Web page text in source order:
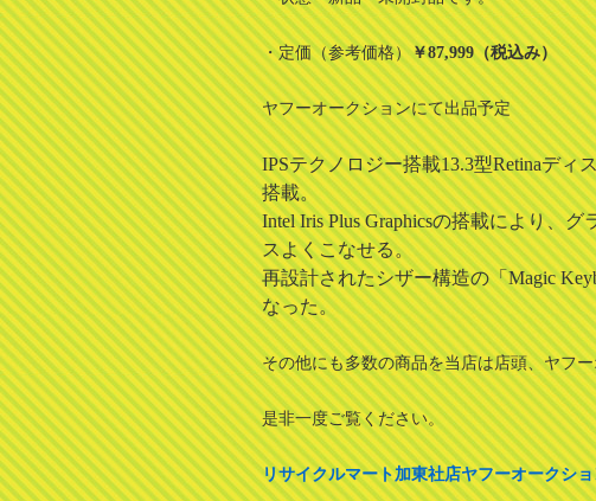
・定価（参考価格）￥87,999（税込み）
ヤフーオークションにて出品予定
IPSテクノロジー搭載13.3型Retinaディ
搭載。
Intel Iris Plus Graphicsの搭載により、
スよくこなせる。
再設計されたシザー構造の「Magic
なった。
その他にも多数の商品を当店は店頭、ヤフ
是非一度ご覧ください。
リサイクルマート加東社店ヤフーオークシ